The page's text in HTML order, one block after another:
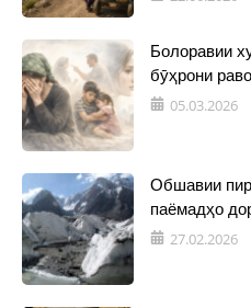
Болоравии
бӯҳрони
05.03.2026
Обшавии
паёмадҳо
27.02.2026